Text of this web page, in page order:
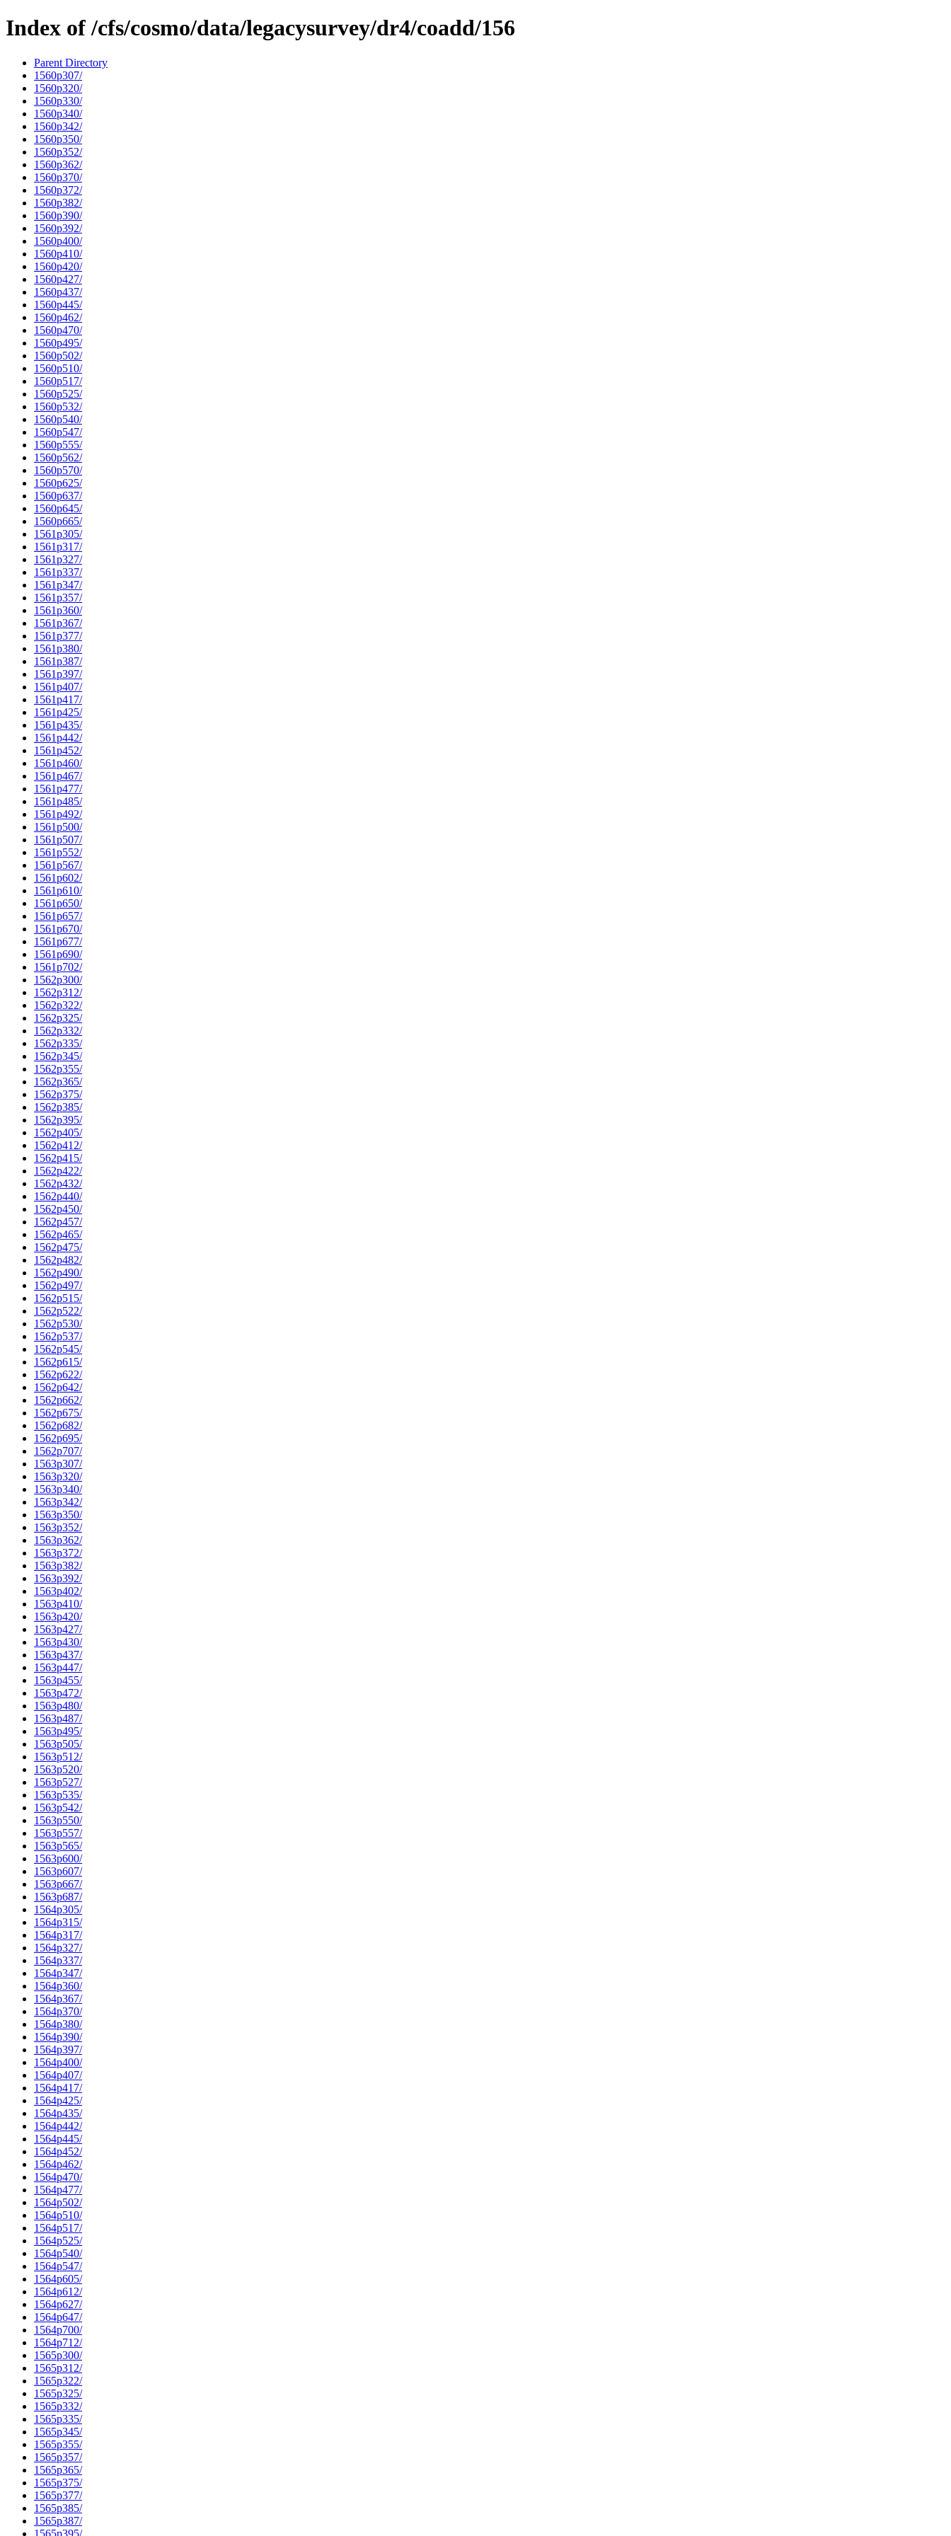
Index of /cfs/cosmo/data/legacysurvey/dr4/coadd/156
Parent Directory
1560p307/
1560p320/
1560p330/
1560p340/
1560p342/
1560p350/
1560p352/
1560p362/
1560p370/
1560p372/
1560p382/
1560p390/
1560p392/
1560p400/
1560p410/
1560p420/
1560p427/
1560p437/
1560p445/
1560p462/
1560p470/
1560p495/
1560p502/
1560p510/
1560p517/
1560p525/
1560p532/
1560p540/
1560p547/
1560p555/
1560p562/
1560p570/
1560p625/
1560p637/
1560p645/
1560p665/
1561p305/
1561p317/
1561p327/
1561p337/
1561p347/
1561p357/
1561p360/
1561p367/
1561p377/
1561p380/
1561p387/
1561p397/
1561p407/
1561p417/
1561p425/
1561p435/
1561p442/
1561p452/
1561p460/
1561p467/
1561p477/
1561p485/
1561p492/
1561p500/
1561p507/
1561p552/
1561p567/
1561p602/
1561p610/
1561p650/
1561p657/
1561p670/
1561p677/
1561p690/
1561p702/
1562p300/
1562p312/
1562p322/
1562p325/
1562p332/
1562p335/
1562p345/
1562p355/
1562p365/
1562p375/
1562p385/
1562p395/
1562p405/
1562p412/
1562p415/
1562p422/
1562p432/
1562p440/
1562p450/
1562p457/
1562p465/
1562p475/
1562p482/
1562p490/
1562p497/
1562p515/
1562p522/
1562p530/
1562p537/
1562p545/
1562p615/
1562p622/
1562p642/
1562p662/
1562p675/
1562p682/
1562p695/
1562p707/
1563p307/
1563p320/
1563p340/
1563p342/
1563p350/
1563p352/
1563p362/
1563p372/
1563p382/
1563p392/
1563p402/
1563p410/
1563p420/
1563p427/
1563p430/
1563p437/
1563p447/
1563p455/
1563p472/
1563p480/
1563p487/
1563p495/
1563p505/
1563p512/
1563p520/
1563p527/
1563p535/
1563p542/
1563p550/
1563p557/
1563p565/
1563p600/
1563p607/
1563p667/
1563p687/
1564p305/
1564p315/
1564p317/
1564p327/
1564p337/
1564p347/
1564p360/
1564p367/
1564p370/
1564p380/
1564p390/
1564p397/
1564p400/
1564p407/
1564p417/
1564p425/
1564p435/
1564p442/
1564p445/
1564p452/
1564p462/
1564p470/
1564p477/
1564p502/
1564p510/
1564p517/
1564p525/
1564p540/
1564p547/
1564p605/
1564p612/
1564p627/
1564p647/
1564p700/
1564p712/
1565p300/
1565p312/
1565p322/
1565p325/
1565p332/
1565p335/
1565p345/
1565p355/
1565p357/
1565p365/
1565p375/
1565p377/
1565p385/
1565p387/
1565p395/